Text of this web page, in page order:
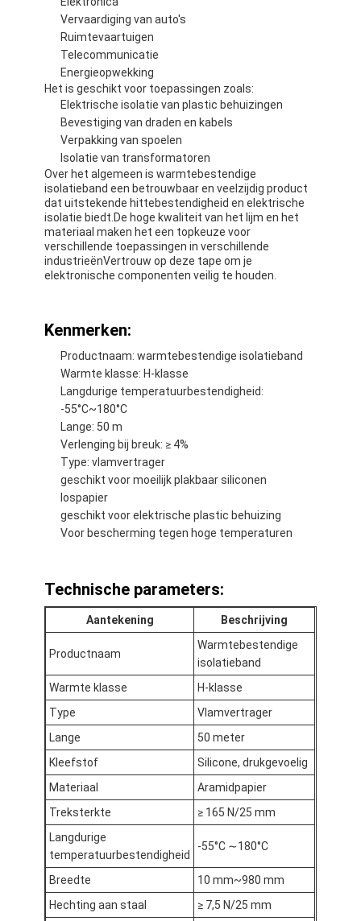
Fabrieksreis
Kwaliteitscontrole
Contacteer ons
Zelfklevende Isolatieband
De Isolatieband van de glasdoek
Hittebestendige Isolatieband
De Plakband van de glasdoek
Aluminiumfolie Plakband
De Doekband van het aluminiumfolieglas
Folie Onder ogen gezien Kraftpapier-Document
De Doek van de aluminiumfolieglasvezel
De Band van het foliegrof linnen
De Band van de doekbuis
HUISDIEREN Plakband
Het Afgietsel van de precisieinvestering
Elektrische isolatieplaat
Vervaardiging van auto's
Ruimtevaartuigen
Telecommunicatie
Energieopwekking
Het is geschikt voor toepassingen zoals:
Elektrische isolatie van plastic behuizingen
Bevestiging van draden en kabels
Verpakking van spoelen
Isolatie van transformatoren
Over het algemeen is warmtebestendige
isolatieband een betrouwbaar en veelzijdig product
dat uitstekende hittebestendigheid en elektrische
isolatie biedt.De hoge kwaliteit van het lijm en het
materiaal maken het een topkeuze voor
verschillende toepassingen in verschillende
industrieënVertrouw op deze tape om je
elektronische componenten veilig te houden.
Kenmerken:
Productnaam: warmtebestendige isolatieband
Warmte klasse: H-klasse
Langdurige temperatuurbestendigheid:
-55°C~180°C
Lange: 50 m
Verlenging bij breuk: ≥ 4%
Type: vlamvertrager
geschikt voor moeilijk plakbaar siliconen
lospapier
geschikt voor elektrische plastic behuizing
Voor bescherming tegen hoge temperaturen
Technische parameters:
Aantekening Beschrijving
Productnaam
Warmtebestendige
isolatieband
Warmte klasse
H-klasse
Type
Vlamvertrager
Lange
50 meter
Kleefstof
Silicone, drukgevoelig
Materiaal
Aramidpapier
Treksterkte
≥ 165 N/25 mm
Langdurige
temperatuurbestendigheid
-55°C ∼180°C
Breedte
10 mm~980 mm
Hechting aan staal
≥ 7,5 N/25 mm